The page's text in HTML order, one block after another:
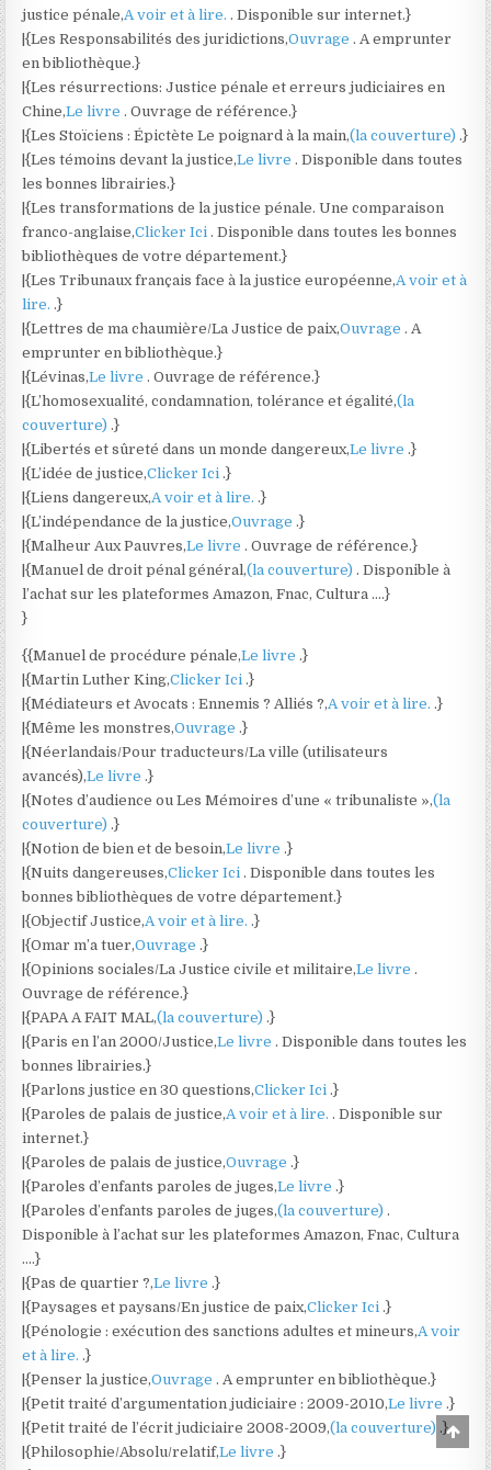
justice pénale,A voir et à lire.. Disponible sur internet.}
|{Les Responsabilités des juridictions,Ouvrage. A emprunter
en bibliothèque.}
|{Les résurrections: Justice pénale et erreurs judiciaires en
Chine,Le livre. Ouvrage de référence.}
|{Les Stoïciens : Épictète Le poignard à la main,(la couverture).}
|{Les témoins devant la justice,Le livre. Disponible dans toutes
les bonnes librairies.}
|{Les transformations de la justice pénale. Une comparaison
franco-anglaise,Clicker Ici. Disponible dans toutes les bonnes
bibliothèques de votre département.}
|{Les Tribunaux français face à la justice européenne,A voir et à
lire..}
|{Lettres de ma chaumière/La Justice de paix,Ouvrage. A
emprunter en bibliothèque.}
|{Lévinas,Le livre. Ouvrage de référence.}
|{L’homosexualité, condamnation, tolérance et égalité,(la
couverture).}
|{Libertés et sûreté dans un monde dangereux,Le livre.}
|{L’idée de justice,Clicker Ici.}
|{Liens dangereux,A voir et à lire..}
|{L’indépendance de la justice,Ouvrage.}
|{Malheur Aux Pauvres,Le livre. Ouvrage de référence.}
|{Manuel de droit pénal général,(la couverture). Disponible à
l’achat sur les plateformes Amazon, Fnac, Cultura ….}
}
{{Manuel de procédure pénale,Le livre.}
|{Martin Luther King,Clicker Ici.}
|{Médiateurs et Avocats : Ennemis ? Alliés ?,A voir et à lire..}
|{Même les monstres,Ouvrage.}
|{Néerlandais/Pour traducteurs/La ville (utilisateurs
avancés),Le livre.}
|{Notes d’audience ou Les Mémoires d’une « tribunaliste »,(la
couverture).}
|{Notion de bien et de besoin,Le livre.}
|{Nuits dangereuses,Clicker Ici. Disponible dans toutes les
bonnes bibliothèques de votre département.}
|{Objectif Justice,A voir et à lire..}
|{Omar m’a tuer,Ouvrage.}
|{Opinions sociales/La Justice civile et militaire,Le livre.
Ouvrage de référence.}
|{PAPA A FAIT MAL,(la couverture).}
|{Paris en l’an 2000/Justice,Le livre. Disponible dans toutes les
bonnes librairies.}
|{Parlons justice en 30 questions,Clicker Ici.}
|{Paroles de palais de justice,A voir et à lire.. Disponible sur
internet.}
|{Paroles de palais de justice,Ouvrage.}
|{Paroles d’enfants paroles de juges,Le livre.}
|{Paroles d’enfants paroles de juges,(la couverture).
Disponible à l’achat sur les plateformes Amazon, Fnac, Cultura
….}
|{Pas de quartier ?,Le livre.}
|{Paysages et paysans/En justice de paix,Clicker Ici.}
|{Pénologie : exécution des sanctions adultes et mineurs,A voir
et à lire..}
|{Penser la justice,Ouvrage. A emprunter en bibliothèque.}
|{Petit traité d’argumentation judiciaire : 2009-2010,Le livre.}
|{Petit traité de l’écrit judiciaire 2008-2009,(la couverture) .}
|{Philosophie/Absolu/relatif,Le livre.}
to
Top